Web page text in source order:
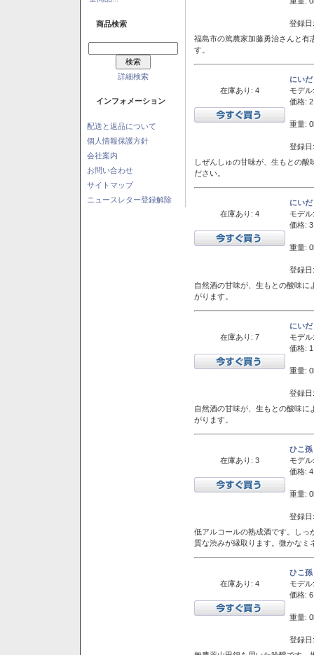
商品検索
詳細検索
インフォメーション
配送と返品について
個人情報保護方針
会社案内
お問い合わせ
サイトマップ
ニュースレター登録解除
登録
福島市の篤農家加藤勇治さんと有
す。
在庫あり: 4
にい
モデル:
価格:
重量:
登録
しぜんしゅの甘味が、生もとの
ださい。
在庫あり: 4
にい
モデル:
価格:
重量:
登録
自然酒の甘味が、生もとの酸味
がります。
在庫あり: 7
にい
モデル:
価格:
重量:
登録
自然酒の甘味が、生もとの酸味
がります。
在庫あり: 3
ひこ
モデル:
価格:
重量:
登録
低アルコールの熟成酒です。しっ
質な渋みが縁取ります。微かなミ
在庫あり: 4
ひこ
モデル:
価格:
重量:
登録